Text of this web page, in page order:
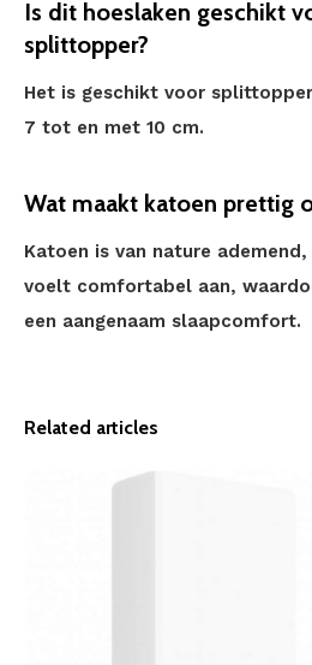
Is dit hoeslaken geschikt
splittopper?
Het is geschikt voor
7 tot en met 10 cm.
Wat maakt katoen prettig
Katoen is van nature
voelt comfortabel aan,
een aangenaam slaapcomfort.
Related articles